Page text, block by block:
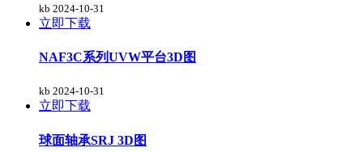
kb 2024-10-31
立即下载
NAF3C系列UVW平台3D图
kb 2024-10-31
立即下载
球面轴承SRJ 3D图